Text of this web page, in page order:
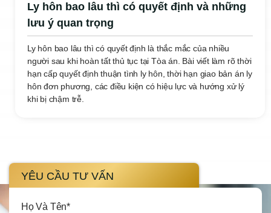
Ly hôn bao lâu thì có quyết định và những
lưu ý quan trọng
Ly hôn bao lâu thì có quyết định là thắc mắc của nhiều
người sau khi hoàn tất thủ tục tại Tòa án. Bài viết làm rõ thời
hạn cấp quyết định thuận tình ly hôn, thời hạn giao bản án ly
hôn đơn phương, các điều kiện có hiệu lực và hướng xử lý
khi bị chậm trễ.
YÊU CẦU TƯ VẤN
Họ Và Tên*